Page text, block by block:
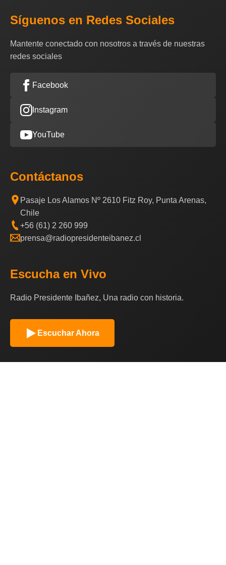
Síguenos en Redes Sociales
Mantente conectado con nosotros a través de nuestras
redes sociales
Facebook
Instagram
YouTube
Contáctanos
Pasaje Los Alamos Nº 2610 Fitz Roy, Punta Arenas,
Chile
+56 (61) 2 260 999
prensa@radiopresidenteibanez.cl
Escucha en Vivo
Radio Presidente Ibañez, Una radio con historia.
Escuchar Ahora